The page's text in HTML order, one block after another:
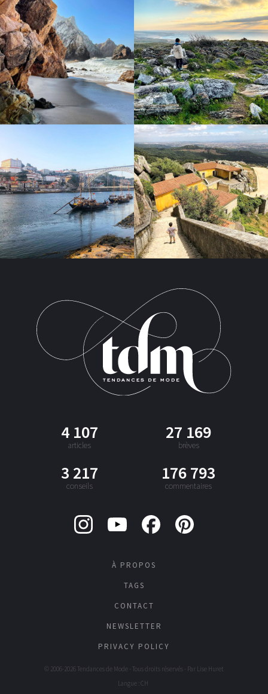
4 107
articles
27 169
brèves
3 217
conseils
176 793
commentaires
À PROPOS
TAGS
CONTACT
NEWSLETTER
PRIVACY POLICY
© 2006-2026 Tendances de Mode - Tous droits réservés - Par Lise Huret
Langue : CH